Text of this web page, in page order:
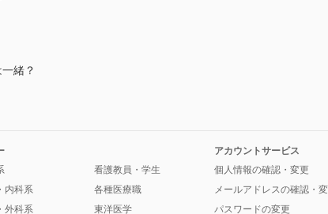
緒？
内科系
外科系
看護教員・学生
各種医療職
東洋医学
アカウントサービス
個人情報の確認・変更
メールアドレスの確認・
パスワードの変更